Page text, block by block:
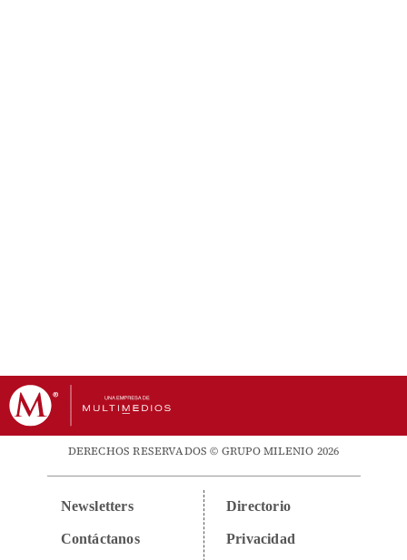
DERECHOS RESERVADOS © GRUPO MILENIO 2026
Newsletters
Contáctanos
Directorio
Privacidad